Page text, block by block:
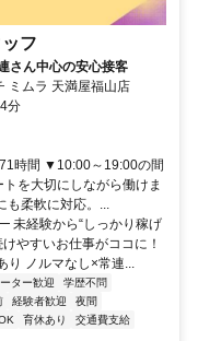
フ
さん中心の安心接客
ミムラ 天満屋福山店
分
時間 ▼10:00～19:00の間
を大切にしながら働けま
も柔軟に対応。...
験から“しっかり稼げ
やすいお仕事がココに！
り ノルマなし×常連...
ター歓迎
学歴不問
経験者歓迎
夜間
育休あり
交通費支給